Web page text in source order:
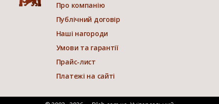
Про компанію
Публічний договір
Наші нагороди
Умови та гарантії
Прайс-лист
Платежі на сайті